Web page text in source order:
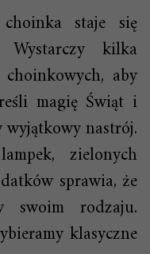
staje się
Wystarczy kilka
aby
magię Świąt i
nastrój.
zielonych
sprawia, że
swoim rodzaju.
klasyczne